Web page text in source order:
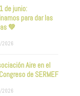
de junio:
para dar las
💚
2026
Aire en el
de SERMEF
2026